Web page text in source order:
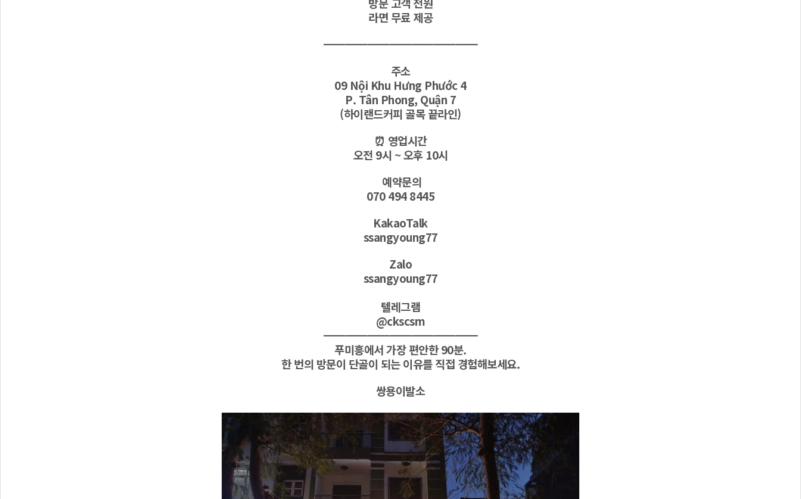
라면 무료 제공
━━━━━━━━━━━━━━
주소
09 Nội Khu Hưng Phước 4
P. Tân Phong, Quận 7
(하이랜드커피 골목 끝라인)
⏰ 영업시간
오전 9시 ~ 오후 10시
예약문의
070 494 8445
KakaoTalk
ssangyoung77
Zalo
ssangyoung77
텔레그램
@ckscsm
━━━━━━━━━━━━━━
푸미흥에서 가장 편안한 90분.
한 번의 방문이 단골이 되는 이유를 직접 경험해보세요.
쌍용이발소